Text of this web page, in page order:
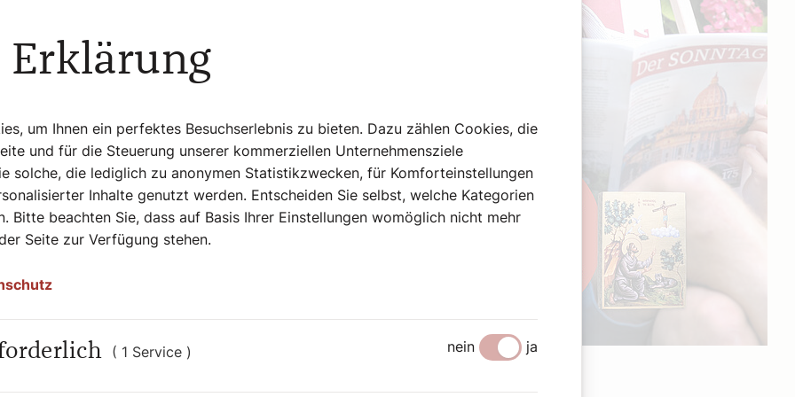
alle verstorben sind?
sondern ich habe ihre
akustisch. Und dann hat sich
zu sprechen? Indem man ihnen
HJ-Führer nicht sagen: „Du dreckiger
„Erzähl mir, wie es war. Ich will es
Zeitzeuge. Beim Reinlesen stellen
unbedarft waren. Die wussten
Erklärung
um Ihnen ein perfektes Besuchserlebnis zu bieten. Dazu zählen Cookies, die
und für die Steuerung unserer kommerziellen Unternehmensziele
solche, die lediglich zu anonymen Statistikzwecken, für Komforteinstellungen
Inhalte genutzt werden. Entscheiden Sie selbst, welche Kategorien
Bitte beachten Sie, dass auf Basis Ihrer Einstellungen womöglich nicht mehr
Seite zur Verfügung stehen.
( 1 Service ) nein ja